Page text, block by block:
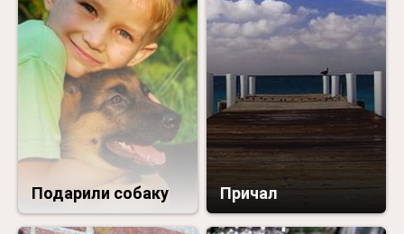
Подарили собаку Причал